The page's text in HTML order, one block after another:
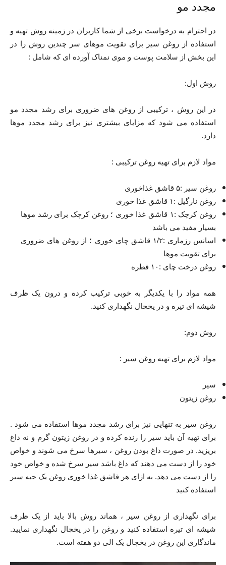
مجدد مو
در احترام به درخواست برخی از شما کاربران در زمینه روش تهیه و
استفاده از روغن سیر برای تقویت موهای سر چندین روش را در
این بخش از سلامت پوست و موی نمناک آورده ای که شامل :
روش اول:
در این روش ، ترکیبی از روغن های ضروری برای رشد مجدد مو
استفاده می شود که مزایای بیشتری نیز برای رشد مجدد موها
دارد.
مواد لازم برای تهیه روغن ترکیبی :
روغن سیر :۵ قاشق غذاخوری
روغن نارگیل :۱ قاشق غذا خوری
روغن کرچک :۱ قاشق غذا خوری ؛ روغن کرچک برای رشد موها
بسیار مفید می باشد
اسانس رزماری :۱/۲ قاشق چای خوری ؛ از روغن های ضروری
برای تقویت موها
روغن درخت چای :۱۰ قطره
همه مواد را با یکدیگر به خوبی ترکیب کرده و درون یک ظرف
شیشه ای تیره و در یخچال نگهداری کنید.
روش دوم:
مواد لازم برای تهیه روغن سیر :
سیر
روغن زیتون
روغن سیر به تنهایی نیز برای رشد مجدد موها استفاده می شود .
برای تهیه آن باید سیر را رنده کرده و در روغن زیتون گرم و نه داغ
بریزید. در صورت داغ بودن روغن ، سیرها سرخ می شوند و خواص
خود را از دست می دهند که داغ باشد سیر سرخ شده و خواص خود
را از دست می دهد. به ازای هر قاشق غذا خوری روغن یک حبه سیر
استفاده کنید
برای نگهداری از روغن سیر ، هماند روش بالا باید از یک ظرف
شیشه ای تیره استفاده کنید و روغن را در یخچال نگهداری نمایید.
ماندگاری این روغن در یخچال یک الی دو هفته است.